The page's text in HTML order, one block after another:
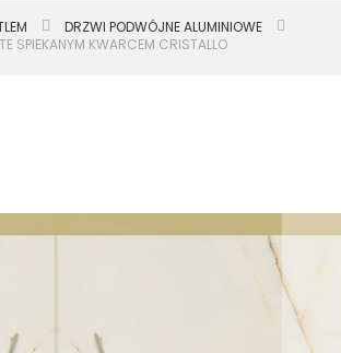
DRZWI PODWÓJNE ALUMINIOWE
SPIEKANYM KWARCEM CRISTALLO